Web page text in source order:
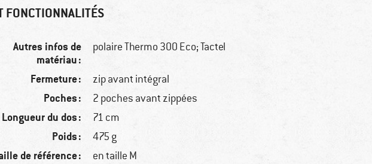
FONCTIONNALITÉS
Autres infos de
matériau :
polaire Thermo 300 Eco; Tactel
Fermeture : zip avant intégral
Poches : 2 poches avant zippées
Longueur du dos : 71 cm
Poids : 475 g
de référence : en taille M